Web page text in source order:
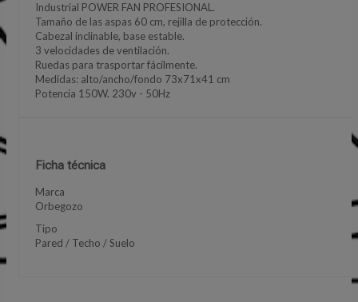
Industrial POWER FAN PROFESIONAL.
Tamaño de las aspas 60 cm, rejilla de protección.
Cabezal inclinable, base estable.
3 velocidades de ventilación.
Ruedas para trasportar fácilmente.
Medidas: alto/ancho/fondo 73x71x41 cm
Potencia 150W. 230v - 50Hz
Ficha técnica
Marca
Orbegozo
Tipo
Pared / Techo / Suelo